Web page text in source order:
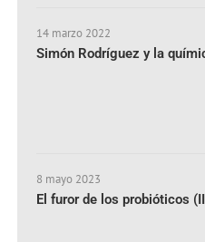
14 marzo 2022
Simón Rodríguez y la
8 mayo 2023
El furor de los probióticos